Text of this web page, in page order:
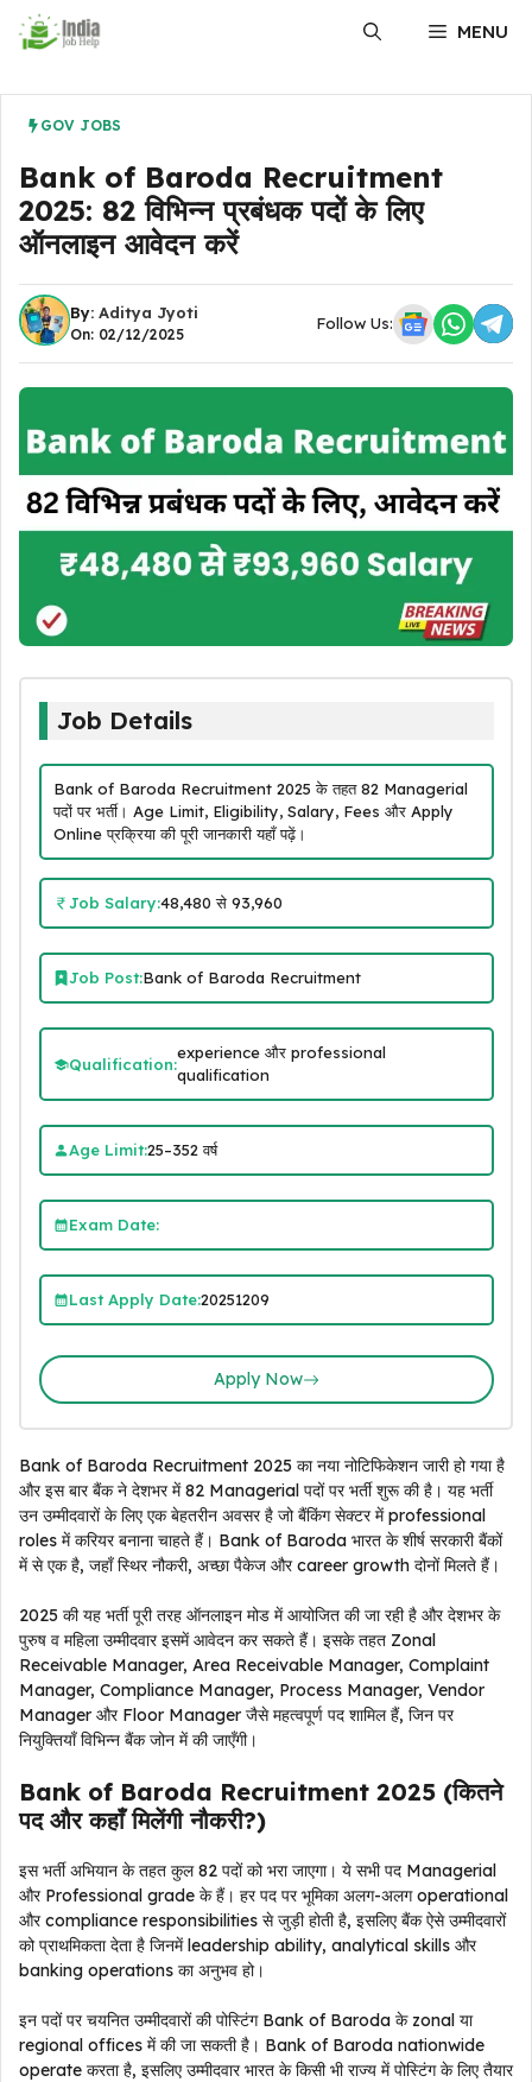
MENU
GOV JOBS
Bank of Baroda Recruitment
2025: 82 विभिन्न प्रबंधक पदों के लिए
ऑनलाइन आवेदन करें
By: Aditya Jyoti
On: 02/12/2025
Follow Us:
Job Details
Bank of Baroda Recruitment 2025 के तहत 82 Managerial
पदों पर भर्ती। Age Limit, Eligibility, Salary, Fees और Apply
Online प्रक्रिया की पूरी जानकारी यहाँ पढ़ें।
Job Salary:₹48,480 से ₹93,960
Job Post:Bank of Baroda Recruitment
Qualification:
experience और professional
qualification
Age Limit:25–352 वर्ष
Exam Date:
Last Apply Date:20251209
Apply Now
Bank of Baroda Recruitment 2025 का नया नोटिफिकेशन जारी हो गया है
और इस बार बैंक ने देशभर में 82 Managerial पदों पर भर्ती शुरू की है। यह भर्ती
उन उम्मीदवारों के लिए एक बेहतरीन अवसर है जो बैंकिंग सेक्टर में professional
roles में करियर बनाना चाहते हैं। Bank of Baroda भारत के शीर्ष सरकारी बैंकों
में से एक है, जहाँ स्थिर नौकरी, अच्छा पैकेज और career growth दोनों मिलते हैं।
2025 की यह भर्ती पूरी तरह ऑनलाइन मोड में आयोजित की जा रही है और देशभर के
पुरुष व महिला उम्मीदवार इसमें आवेदन कर सकते हैं। इसके तहत Zonal
Receivable Manager, Area Receivable Manager, Complaint
Manager, Compliance Manager, Process Manager, Vendor
Manager और Floor Manager जैसे महत्वपूर्ण पद शामिल हैं, जिन पर
नियुक्तियाँ विभिन्न बैंक जोन में की जाएँगी।
Bank of Baroda Recruitment 2025 (कितने
पद और कहाँ मिलेंगी नौकरी?)
इस भर्ती अभियान के तहत कुल 82 पदों को भरा जाएगा। ये सभी पद Managerial
और Professional grade के हैं। हर पद पर भूमिका अलग-अलग operational
और compliance responsibilities से जुड़ी होती है, इसलिए बैंक ऐसे उम्मीदवारों
को प्राथमिकता देता है जिनमें leadership ability, analytical skills और
banking operations का अनुभव हो।
इन पदों पर चयनित उम्मीदवारों की पोस्टिंग Bank of Baroda के zonal या
regional offices में की जा सकती है। Bank of Baroda nationwide
operate करता है, इसलिए उम्मीदवार भारत के किसी भी राज्य में पोस्टिंग के लिए तैयार